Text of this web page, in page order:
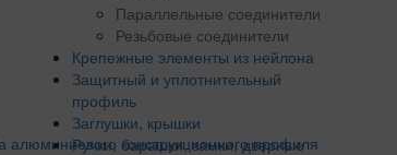
Параллельные соединители
Резьбовые соединители
Крепежные элементы из нейлона
Защитный и уплотнительный
профиль
Заглушки, крышки
Ручки, барашки, замки, дверные